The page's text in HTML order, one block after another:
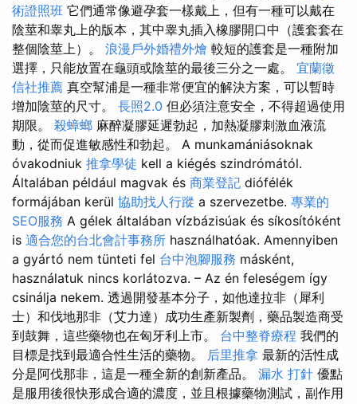
術證照班 它們通常像避孕套一樣戴上，但有一種可以戴在
陰莖和睾丸上的版本，其中睾丸插入橡膠開口中（護套套在
整個陰莖上）。 浪漫戶外婚禮外燴 較短的護套是一種附加
選擇，只能放置在龜頭或陰莖的最後三分之一處。 宜蘭徵
信社推薦 真空幫浦是一種非常便宜的解決方案，可以暫時
增加陰莖的尺寸。 長照2.0 但必須注意安全，不得超過使用
期限。 殺蟑螂 麻醉凝膠延遲勃起，加熱凝膠刺激血液流
動，從而促進敏感性和勃起。 A munkamániásoknak
óvakodniuk 推拿學徒 kell a kiégés szindrómától.
Általában például magvak és 商業登記 diófélék
formájában kerül 協助找人行蹤 a szervezetbe. 專業的
SEO服務 A gélek általában vízbázisúak és síkosítóként
is 適合您的台北會計事務所 használhatóak. Amennyiben
a gyártó nem tünteti fel 台中泡腳服務 másként,
használatuk nincs korlátozva. – Az én feleségem így
csinálja nekem. 透過開發基本分子，如他達拉非（犀利
士）和伐地那非（艾力達）成功生產新製劑，藥品製造商受
到鼓舞，這些藥物也在匈牙利上市。 台中整脊療程 我們的
目標是找到最適合性生活的藥物。 后里推拿 最新的活性成
分是阿伐那非，這是一種全新的創新產品。 漏水 打針 優點
是服用後很快形成合適的濃度，並且根據藥物測試，副作用